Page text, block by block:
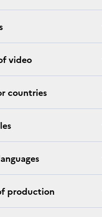
video
countries
production